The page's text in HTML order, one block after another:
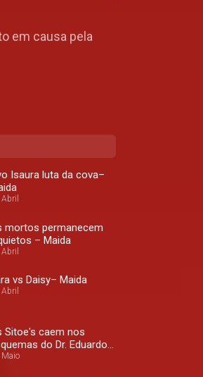
em causa pela
Isaura luta da cova–
mortos permanecem
– Maida
vs Daisy– Maida
Sitoe's caem nos
do Dr. Eduardo
Maio